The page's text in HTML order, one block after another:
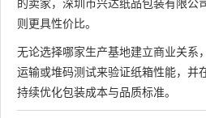
则更具性价比。
无论选择哪家生产基地建立商业关系
运输或堆码测试来验证纸箱性能，并
持续优化包装成本与品质标准。